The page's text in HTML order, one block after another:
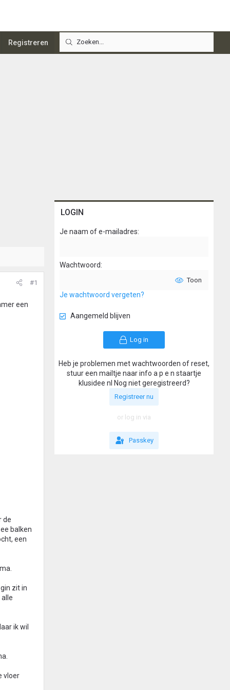
Registreren
#1
een
de
balken
een
zit in
ik wil
vloer
LOGIN
Je naam of e-mailadres
Wachtwoord
Toon
Je wachtwoord vergeten?
Aangemeld blijven
Log in
Heb je problemen met wachtwoorden of reset,
stuur een mailtje naar info a p e n staartje
klusidee nl Nog niet geregistreerd?
Registreer nu
or log in via
Passkey